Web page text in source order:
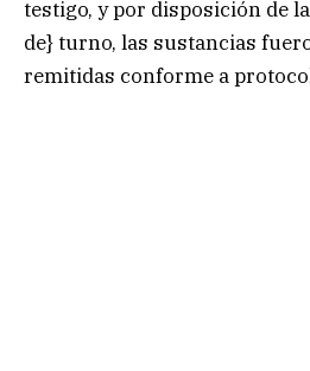
testigo, y por disposición de
de} turno, las sustancias
remitidas conforme a